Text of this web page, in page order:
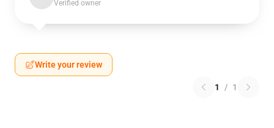
Verified owner
Write your review
1 / 1